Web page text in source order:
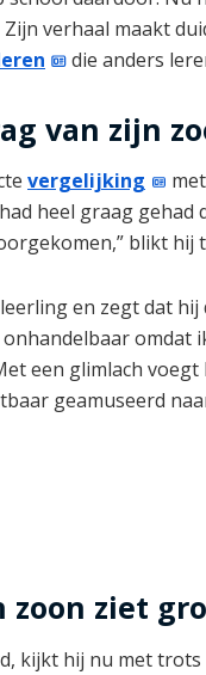
verhaal maakt
die anders
van zijn
vergelijking
heel graag
blikt hij
en zegt dat
omdat
een glimlach voegt
geamuseerd
zoon ziet
kijkt hij nu met trots